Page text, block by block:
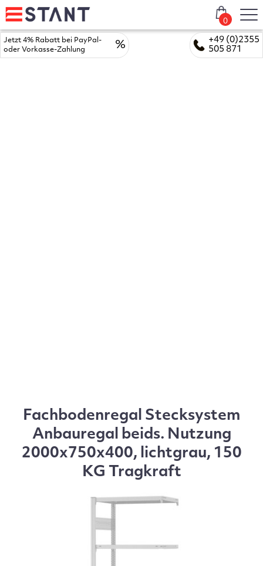
+49 (0)2355
505 871
Jetzt 4% Rabatt bei PayPal-
oder Vorkasse-Zahlung
%
0
Fachbodenregal Stecksystem
Anbauregal beids. Nutzung
2000x750x400, lichtgrau, 150
KG Tragkraft